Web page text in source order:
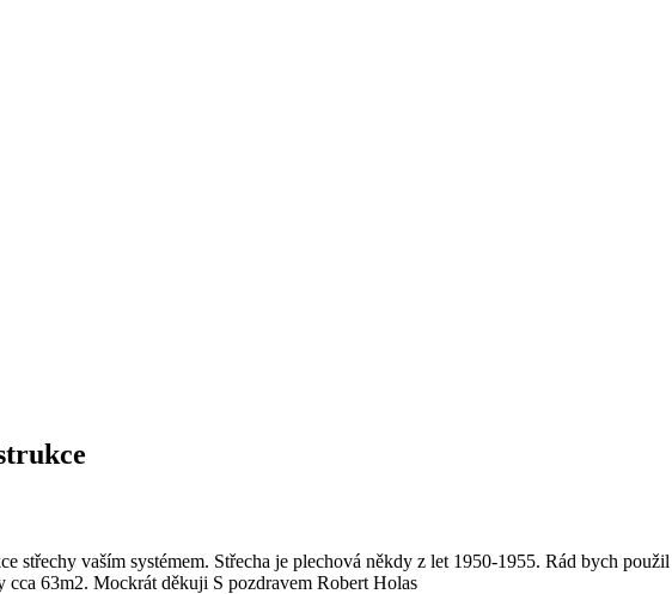
střechy vaším systémem. Střecha je plechová někdy z let 1950-1955. Rád bych
cca 63m2. Mockrát děkuji S pozdravem Robert Holas